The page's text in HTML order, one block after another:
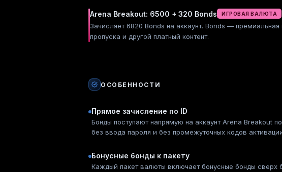
Arena Breakout: 6500 + 320 Bonds ИГРОВАЯ ВАЛЮТА
Зачисляет 6820 Bonds на аккаунт. Bonds —
пропуска и другой платный контент.
ОСОБЕННОСТИ
Прямое зачисление по ID
Бонды поступают напрямую на аккаунт Arena Breakout
без ввода пароля и без промежуточных кодов
Бонусные бонды к пакету
Каждый пакет валюты включает бонусные бонды сверх